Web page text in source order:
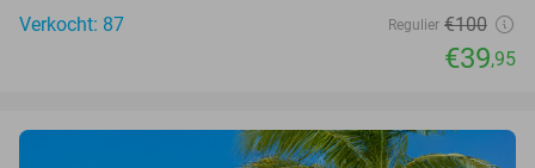
Verkocht: 87
Regulier €100
€39,95